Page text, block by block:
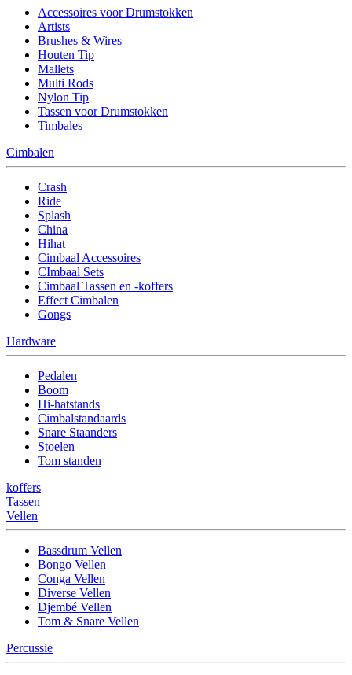
Accessoires voor Drumstokken
Artists
Brushes & Wires
Houten Tip
Mallets
Multi Rods
Nylon Tip
Tassen voor Drumstokken
Timbales
Cimbalen
Crash
Ride
Splash
China
Hihat
Cimbaal Accessoires
CImbaal Sets
Cimbaal Tassen en -koffers
Effect Cimbalen
Gongs
Hardware
Pedalen
Boom
Hi-hatstands
Cimbalstandaards
Snare Staanders
Stoelen
Tom standen
koffers
Tassen
Vellen
Bassdrum Vellen
Bongo Vellen
Conga Vellen
Diverse Vellen
Djembé Vellen
Tom & Snare Vellen
Percussie